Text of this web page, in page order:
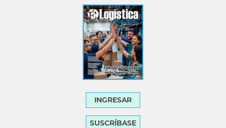
INGRESAR
SUSCRÍBASE